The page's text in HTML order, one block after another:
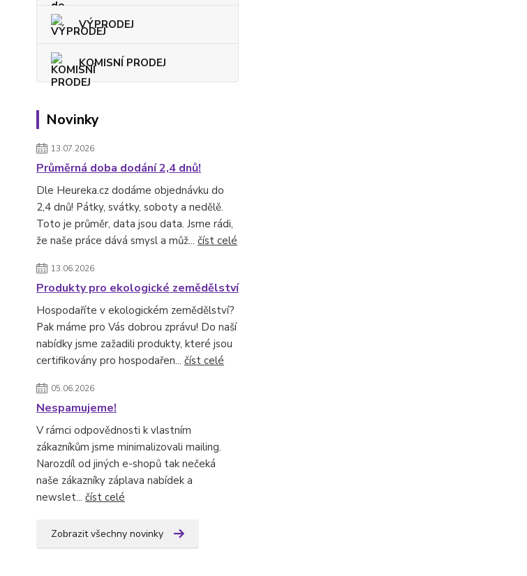
VÝPRODEJ
KOMISNÍ PRODEJ
Novinky
13.07.2026
Průměrná doba dodání 2,4 dnů!
Dle Heureka.cz dodáme objednávku do
2,4 dnů! Pátky, svátky, soboty a nedělě.
Toto je průměr, data jsou data. Jsme rádi,
že naše práce dává smysl a můž... číst celé
13.06.2026
Produkty pro ekologické zemědělství
Hospodaříte v ekologickém zemědělství?
Pak máme pro Vás dobrou zprávu! Do naší
nabídky jsme zažadili produkty, které jsou
certifikovány pro hospodařen... číst celé
05.06.2026
Nespamujeme!
V rámci odpovědnosti k vlastním
zákazníkům jsme minimalizovali mailing.
Narozdíl od jiných e-shopů tak nečeká
naše zákazníky záplava nabídek a
newslet... číst celé
Zobrazit všechny novinky